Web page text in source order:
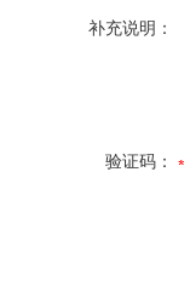
补充说明：
验证码：